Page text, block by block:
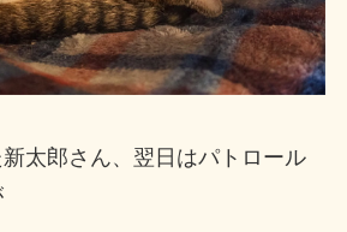
太郎さん、翌日はパトロール